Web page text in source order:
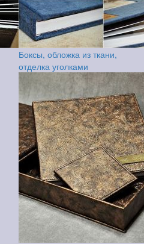
Боксы, обложка из ткани,
отделка уголками